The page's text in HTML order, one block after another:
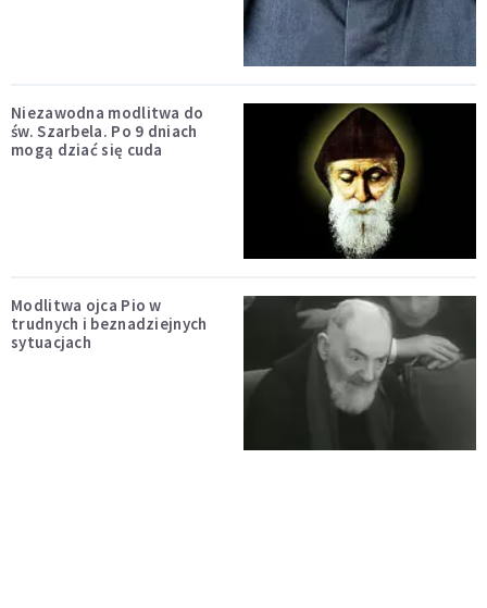
Niezawodna modlitwa do
św. Szarbela. Po 9 dniach
mogą dziać się cuda
Modlitwa ojca Pio w
trudnych i beznadziejnych
sytuacjach